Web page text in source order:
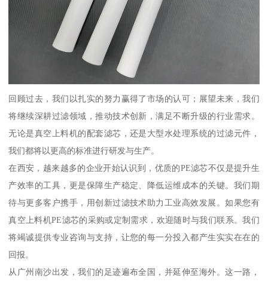
回顾过去，我们以扎实的努力赢得了市场的认可；展望未来，我们
将继续深耕过滤领域，推动技术创新，满足不断升级的行业需求。
无论是真空上料机的配套滤芯，还是大型水处理系统的过滤元件，
我们都将以更高的标准进行研发与生产。
在西安，越来越多的企业开始认识到，优质的PE滤芯不仅是提升生
产效率的工具，更是保障生产稳定、降低运维成本的关键。我们期
待与更多客户携手，用创新过滤技术助力工业高效发展。如果您有
真空上料机PE滤芯的采购或定制需求，欢迎随时与我们联系。我们
将竭诚提供专业咨询与支持，让您的每一分投入都产生实实在在的
回报。
从广州南沙出发，我们的足迹遍布全国，并延伸至海外。这一路，